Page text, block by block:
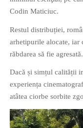
Codin Maticiuc.
Restul distribuției,
arhetipurile alocate, iar
răbdarea să fie agresată.
Dacă și simțul calității
experiența
atâtea ciorbe sorbite